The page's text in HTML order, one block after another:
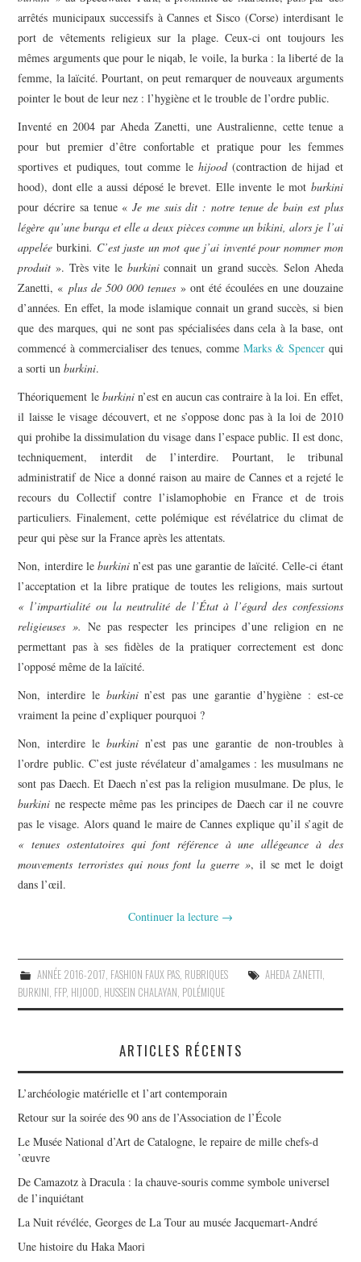
arrêtés municipaux successifs à Cannes et Sisco (Corse) interdisant le
port de vêtements religieux sur la plage. Ceux-ci ont toujours les
mêmes arguments que pour le niqab, le voile, la burka : la liberté de la
femme, la laïcité. Pourtant, on peut remarquer de nouveaux arguments
pointer le bout de leur nez : l’hygiène et le trouble de l’ordre public.
Inventé en 2004 par Aheda Zanetti, une Australienne, cette tenue a
pour but premier d’être confortable et pratique pour les femmes
sportives et pudiques, tout comme lehijood(contraction de hijad et
hood), dont elle a aussi déposé le brevet. Elle invente le mot burkini
pour décrire sa tenue «Je me suis dit : notre tenue de bain est plus
légère qu’une burqa et elle a deux pièces comme un bikini, alors je l’ai
appelée burkini. C’est juste un mot que j’ai inventé pour nommer mon
produit ». Très vite le burkiniconnait un grand succès. Selon Aheda
Zanetti, « plus de 500 000 tenues» ont été écoulées en une douzaine
d’années. En effet, la mode islamique connait un grand succès, si bien
que des marques, qui ne sont pas spécialisées dans cela à la base, ont
commencé à commercialiser des tenues, comme Marks & Spencerqui
a sorti unburkini.
Théoriquement le burkinin’est en aucun cas contraire à la loi. En effet,
il laisse le visage découvert, et ne s’oppose donc pas à la loi de 2010
qui prohibe la dissimulation du visage dans l’espace public. Il est donc,
techniquement, interdit de l’interdire. Pourtant, le tribunal
administratif de Nice a donné raison au maire de Cannes et a rejeté le
recours du Collectif contre l’islamophobie en France et de trois
particuliers. Finalement, cette polémique est révélatrice du climat de
peur qui pèse sur la France après les attentats.
Non, interdire leburkini n’est pas une garantie de laïcité. Celle-ci étant
l’acceptation et la libre pratique de toutes les religions, mais surtout
« l’impartialité ou la neutralité de l’État à l’égard des confessions
religieuses ».Ne pas respecter les principes d’une religion en ne
permettant pas à ses fidèles de la pratiquer correctement est donc
l’opposé même de la laïcité.
Non, interdire le burkinin’est pas une garantie d’hygiène : est-ce
vraiment la peine d’expliquer pourquoi ?
Non, interdire le burkinin’est pas une garantie de non-troubles à
l’ordre public. C’est juste révélateur d’amalgames : les musulmans ne
sont pas Daech. Et Daech n’est pas la religion musulmane. De plus, le
burkini ne respecte même pas les principes de Daech car il ne couvre
pas le visage. Alors quand le maire de Cannes explique qu’il s’agit de
« tenues ostentatoires qui font référence à une allégeance à des
mouvements terroristes qui nous font la guerre », il se met le doigt
dans l’œil.
Continuer la lecture →
ANNÉE 2016-2017, FASHION FAUX PAS, RUBRIQUES AHEDA ZANETTI,
BURKINI, FFP, HIJOOD, HUSSEIN CHALAYAN, POLÉMIQUE
ARTICLES RÉCENTS
L’archéologie matérielle et l’art contemporain
Retour sur la soirée des 90 ans de l’Association de l’École
Le Musée National d’Art de Catalogne, le repaire de mille chefs-d
’œuvre
De Camazotz à Dracula : la chauve-souris comme symbole universel
de l’inquiétant
La Nuit révélée, Georges de La Tour au musée Jacquemart-André
Une histoire du Haka Maori